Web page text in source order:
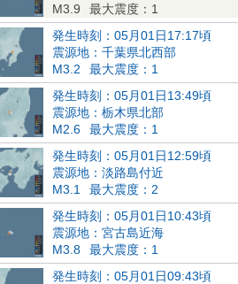
M3.9
最大震度：1
発生時刻：05月01日17:17頃
震源地：千葉県北西部
M3.2
最大震度：1
発生時刻：05月01日13:49頃
震源地：栃木県北部
M2.6
最大震度：1
発生時刻：05月01日12:59頃
震源地：淡路島付近
M3.1
最大震度：2
発生時刻：05月01日10:43頃
震源地：宮古島近海
M3.8
最大震度：1
発生時刻：05月01日09:43頃